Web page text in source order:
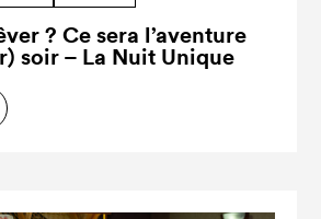
? Ce sera l’aventure
soir – La Nuit Unique